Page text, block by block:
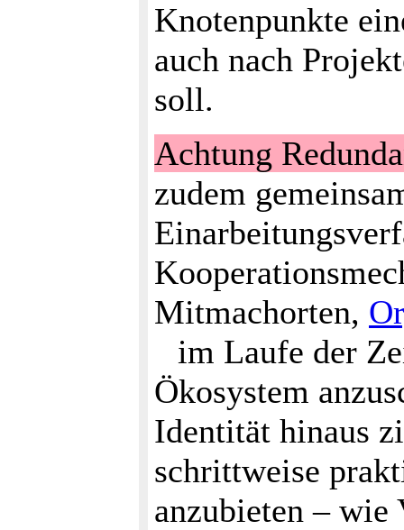
Knotenpunkte
auch nach
soll.
Achtung
zudem
Mitmachorten,
im Laufe der
Ökosystem
Identität hinaus
schrittweise
anzubieten – wie